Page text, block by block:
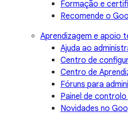
Formação e
Recomende o
Aprendizagem e apoio
Ajuda ao
Centro de
Centro de
Fóruns para
Painel de
Novidades no